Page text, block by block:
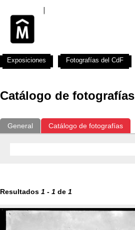
Catálogo de fotografías
General Catálogo de fotografías
Resultados 1 - 1 de 1
Exposiciones Fotografías del CdF